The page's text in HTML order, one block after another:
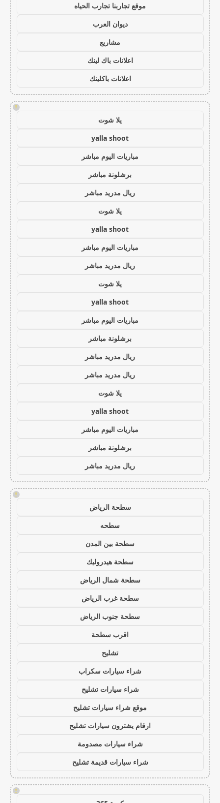
موقع تجاربنا تجارب الحياه
ديوان العرب
مشاريع
اعلانات باك لينك
اعلانات باكلينك
!
يلا شوت
yalla shoot
مباريات اليوم مباشر
برشلونة مباشر
ريال مدريد مباشر
يلا شوت
yalla shoot
مباريات اليوم مباشر
ريال مدريد مباشر
يلا شوت
yalla shoot
مباريات اليوم مباشر
برشلونة مباشر
ريال مدريد مباشر
ريال مدريد مباشر
يلا شوت
yalla shoot
مباريات اليوم مباشر
برشلونة مباشر
ريال مدريد مباشر
!
سطحة الرياض
سطحه
سطحة بين المدن
سطحة هيدروليك
سطحة شمال الرياض
سطحة غرب الرياض
سطحة جنوب الرياض
اقرب سطحة
تشليح
شراء سيارات سكراب
شراء سيارات تشليح
موقع شراء سيارات تشليح
ارقام يشترون سيارات تشليح
شراء سيارات مصدومة
شراء سيارات قديمة تشليح
!